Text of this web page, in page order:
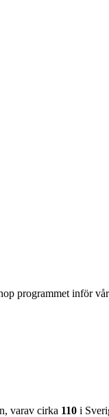
programmet inför
varav cirka 110 i